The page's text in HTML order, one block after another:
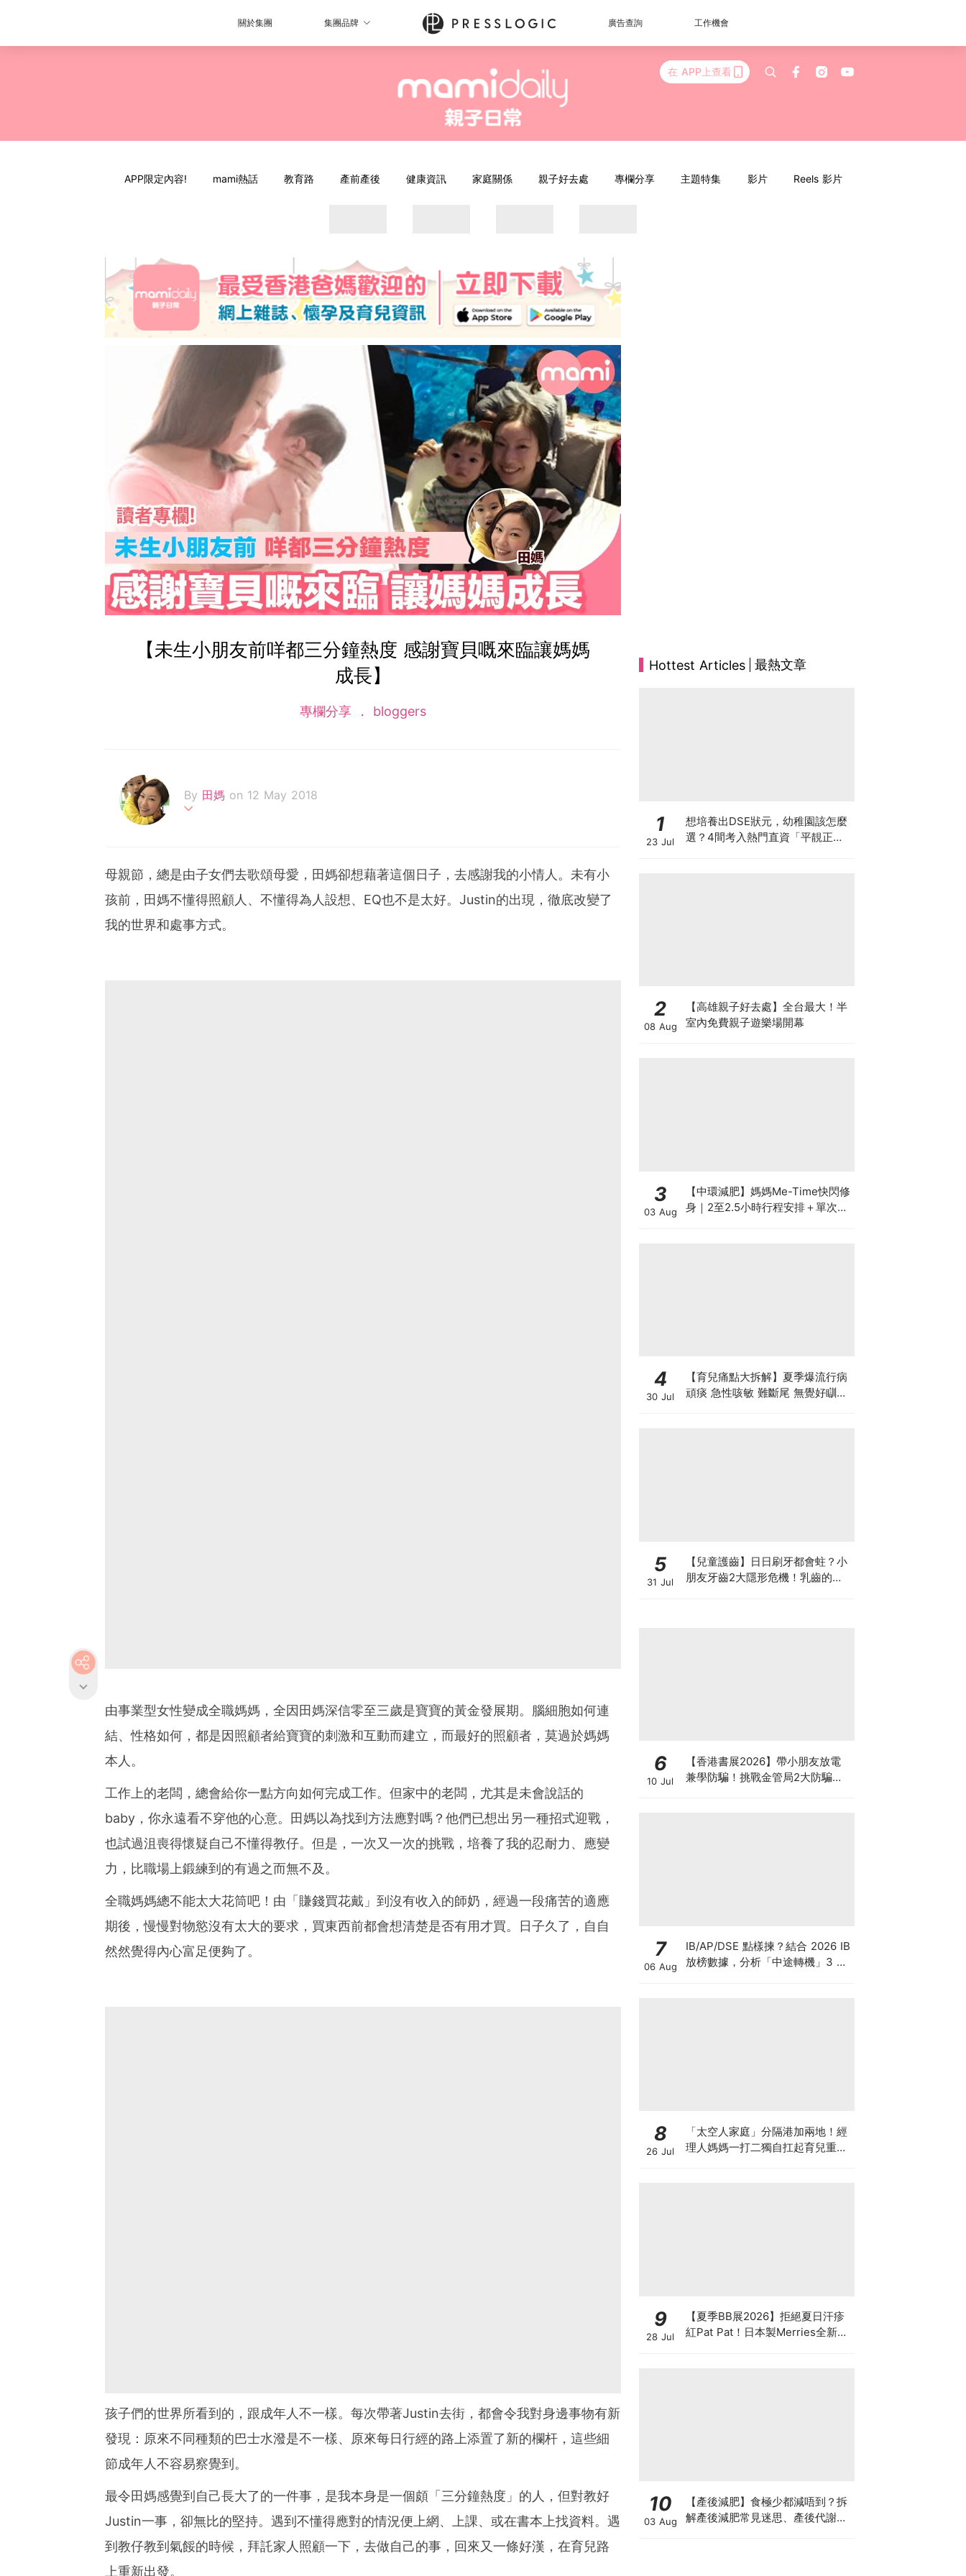
關於集團 集團品牌 廣告查詢 工作機會
在 APP上查看
APP限定內容! mami熱話 教育路 產前產後 健康資訊 家庭關係 親子好去處 專欄分享 主題特集 影片 Reels 影片
【未生小朋友前咩都三分鐘熱度 感謝寶貝嘅來臨讓媽媽
成長】
專欄分享 bloggers
By 田媽 on 12 May 2018
母親節，總是由子女們去歌頌母愛，田媽卻想藉著這個日子，去感謝我的小情人。未有小
孩前，田媽不懂得照顧人、不懂得為人設想、EQ也不是太好。Justin的出現，徹底改變了
我的世界和處事方式。
由事業型女性變成全職媽媽，全因田媽深信零至三歲是寶寶的黃金發展期。腦細胞如何連
結、性格如何，都是因照顧者給寶寶的刺激和互動而建立，而最好的照顧者，莫過於媽媽
本人。
工作上的老闆，總會給你一點方向如何完成工作。但家中的老闆，尤其是未會說話的
baby，你永遠看不穿他的心意。田媽以為找到方法應對嗎？他們已想出另一種招式迎戰，
也試過沮喪得懷疑自己不懂得教仔。但是，一次又一次的挑戰，培養了我的忍耐力、應變
力，比職場上鍛練到的有過之而無不及。
全職媽媽總不能太大花筒吧！由「賺錢買花戴」到沒有收入的師奶，經過一段痛苦的適應
期後，慢慢對物慾沒有太大的要求，買東西前都會想清楚是否有用才買。日子久了，自自
然然覺得內心富足便夠了。
孩子們的世界所看到的，跟成年人不一樣。每次帶著Justin去街，都會令我對身邊事物有新
發現：原來不同種類的巴士水潑是不一樣、原來每日行經的路上添置了新的欄杆，這些細
節成年人不容易察覺到。
最令田媽感覺到自己長大了的一件事，是我本身是一個頗「三分鐘熱度」的人，但對教好
Justin一事，卻無比的堅持。遇到不懂得應對的情況便上網、上課、或在書本上找資料。遇
到教仔教到氣餒的時候，拜託家人照顧一下，去做自己的事，回來又一條好漢，在育兒路
上重新出發。
Hottest Articles 最熱文章
1
23 Jul
想培養出DSE狀元，幼稚園該怎麼
選？4間考入熱門直資「平靚正」
2
08 Aug
【高雄親子好去處】全台最大！半
室內免費親子遊樂場開幕
3
03 Aug
【中環減肥】媽媽Me-Time快閃修
身｜2至2.5小時行程安排＋單次收
4
30 Jul
【育兒痛點大拆解】夏季爆流行病
頑痰 急性咳敏 難斷尾 無覺好瞓？
5
31 Jul
【兒童護齒】日日刷牙都會蛀？小
朋友牙齒2大隱形危機！乳齒的琺
6
10 Jul
【香港書展2026】帶小朋友放電
兼學防騙！挑戰金管局2大防騙遊
7
06 Aug
IB/AP/DSE 點樣揀？結合 2026 IB
放榜數據，分析「中途轉機」3 大
8
26 Jul
「太空人家庭」分隔港加兩地！經
理人媽媽一打二獨自扛起育兒重
9
28 Jul
【夏季BB展2026】拒絕夏日汗疹
紅Pat Pat！日本製Merries全新超
10
03 Aug
【產後減肥】食極少都減唔到？拆
解產後減肥常見迷思、產後代謝、